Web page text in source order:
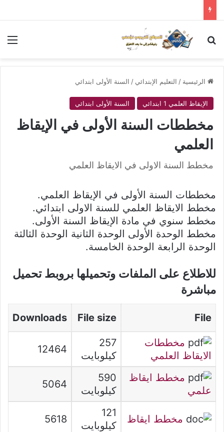
بحث عن
الرئيسية / التعليم الإبتدائي / السنة الأولى ابتدائي
الإيقاظ العلمي 1 ابتدائي السنة الأولى ابتدائي
مخططات السنة الأولى في الإيقاظ
العلمي
مخطط السنة الاولى في الايقاظ العلمي
مخططات السنة الأولى في الإيقاظ العلمي.
مخطط الايقاظ العلمي للسنة الاولى ابتدائي.
مخطط سنوي في مادة الإيقاظ السنة الأولى.
مخطط الوحدة الأولى الوحدة الثانية الوحدة الثالثة
الوحدة الرابعة الوحدة الخامسة.
للاطلاع على الملفات وتحميلها بروبط تحميل
مباشرة
File
File size
Downloads
مخططات
الايقاظ العلمي
257
كيلوبايت
12464
مخطط ايقاظ
علمي
590
كيلوبايت
5064
مخطط ايقاظ
121
كيلوبايت
5618